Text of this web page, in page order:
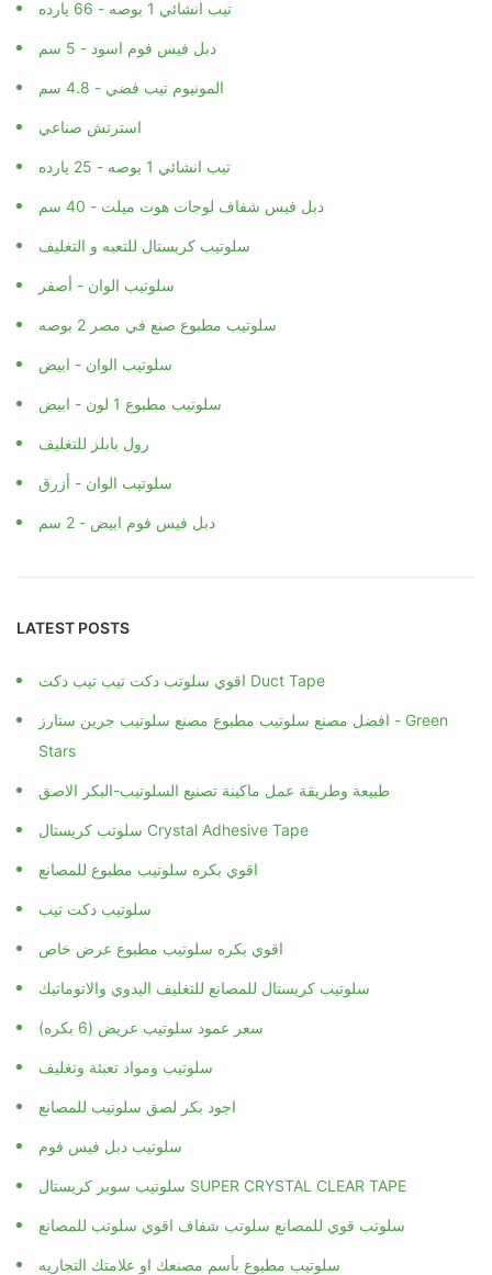
تيب انشائي 1 بوصه - 66 يارده
دبل فيس فوم اسود - 5 سم
المونيوم تيب فضي - 4.8 سم
استرتش صناعي
تيب انشائي 1 بوصه - 25 يارده
دبل فيس شفاف لوجات هوت ميلت - 40 سم
سلوتيب كريستال للتعبه و التغليف
سلوتيب الوان - أصفر
سلوتيب مطبوع صنع في مصر 2 بوصه
سلوتيب الوان - ابيض
سلوتيب مطبوع 1 لون - ابيض
رول بابلز للتغليف
سلوتيب الوان - أزرق
دبل فيس فوم ابيض - 2 سم
LATEST POSTS
اقوي سلوتب دكت تيب تيب دكت Duct Tape
افضل مصنع سلوتيب مطبوع مصنع سلوتيب جرين ستارز - Green
Stars
طبيعة وطريقة عمل ماكينة تصنيع السلوتيب-البكر الاصق
سلوتب كريستال Crystal Adhesive Tape
اقوي بكره سلوتيب مطبوع للمصانع
سلوتيب دكت تيب
اقوي بكره سلوتيب مطبوع عرض خاص
سلوتيب كريستال للمصانع للتغليف اليدوي والاتوماتيك
سعر عمود سلوتيب عريض (6 بكره)
سلوتيب ومواد تعبئة وتغليف
اجود بكر لصق سلوتيب للمصانع
سلوتيب دبل فيس فوم
سلوتيب سوبر كريستال SUPER CRYSTAL CLEAR TAPE
سلوتب قوي للمصانع سلوتب شفاف اقوي سلوتب للمصانع
سلوتيب مطبوع بأسم مصنعك او علامتك التجاريه